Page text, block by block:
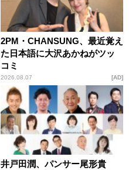
2PM・CHANSUNG、最近覚え
た日本語に大沢あかねがツッ
コミ
2026.08.07 AD
井戸田潤、パンサー尾形貴